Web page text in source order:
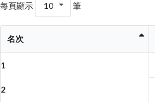
每頁顯示 10 筆
名次
1
2